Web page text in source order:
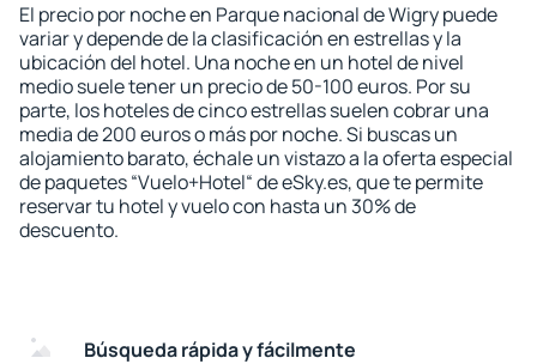
El precio por noche en Parque nacional de Wigry puede
variar y depende de la clasificación en estrellas y la
ubicación del hotel. Una noche en un hotel de nivel
medio suele tener un precio de 50-100 euros. Por su
parte, los hoteles de cinco estrellas suelen cobrar una
media de 200 euros o más por noche. Si buscas un
alojamiento barato, échale un vistazo a la oferta especial
de paquetes “Vuelo+Hotel“ de eSky.es, que te permite
reservar tu hotel y vuelo con hasta un 30% de
descuento.
Búsqueda rápida y fácilmente